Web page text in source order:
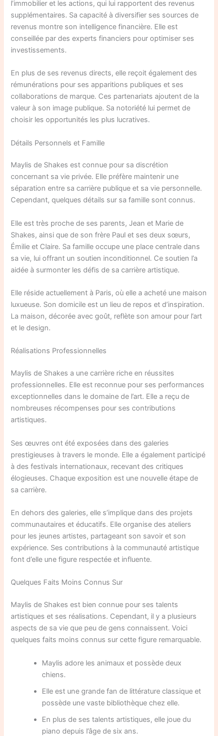
l’immobilier et les actions, qui lui rapportent des revenus
supplémentaires. Sa capacité à diversifier ses sources de
revenus montre son intelligence financière. Elle est
conseillée par des experts financiers pour optimiser ses
investissements.
En plus de ses revenus directs, elle reçoit également des
rémunérations pour ses apparitions publiques et ses
collaborations de marque. Ces partenariats ajoutent de la
valeur à son image publique. Sa notoriété lui permet de
choisir les opportunités les plus lucratives.
Détails Personnels et Famille
Maylis de Shakes est connue pour sa discrétion
concernant sa vie privée. Elle préfère maintenir une
séparation entre sa carrière publique et sa vie personnelle.
Cependant, quelques détails sur sa famille sont connus.
Elle est très proche de ses parents, Jean et Marie de
Shakes, ainsi que de son frère Paul et ses deux sœurs,
Émilie et Claire. Sa famille occupe une place centrale dans
sa vie, lui offrant un soutien inconditionnel. Ce soutien l’a
aidée à surmonter les défis de sa carrière artistique.
Elle réside actuellement à Paris, où elle a acheté une maison
luxueuse. Son domicile est un lieu de repos et d’inspiration.
La maison, décorée avec goût, reflète son amour pour l’art
et le design.
Réalisations Professionnelles
Maylis de Shakes a une carrière riche en réussites
professionnelles. Elle est reconnue pour ses performances
exceptionnelles dans le domaine de l’art. Elle a reçu de
nombreuses récompenses pour ses contributions
artistiques.
Ses œuvres ont été exposées dans des galeries
prestigieuses à travers le monde. Elle a également participé
à des festivals internationaux, recevant des critiques
élogieuses. Chaque exposition est une nouvelle étape de
sa carrière.
En dehors des galeries, elle s’implique dans des projets
communautaires et éducatifs. Elle organise des ateliers
pour les jeunes artistes, partageant son savoir et son
expérience. Ses contributions à la communauté artistique
font d’elle une figure respectée et influente.
Quelques Faits Moins Connus Sur
Maylis de Shakes est bien connue pour ses talents
artistiques et ses réalisations. Cependant, il y a plusieurs
aspects de sa vie que peu de gens connaissent. Voici
quelques faits moins connus sur cette figure remarquable.
Maylis adore les animaux et possède deux
chiens.
Elle est une grande fan de littérature classique et
possède une vaste bibliothèque chez elle.
En plus de ses talents artistiques, elle joue du
piano depuis l’âge de six ans.